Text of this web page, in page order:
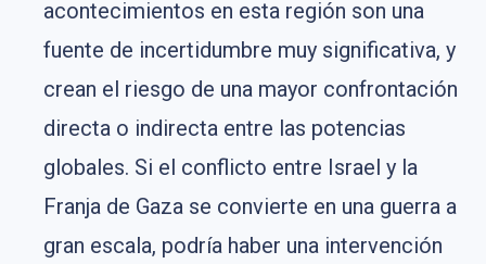
acontecimientos en esta región son una
fuente de incertidumbre muy significativa, y
crean el riesgo de una mayor confrontación
directa o indirecta entre las potencias
globales. Si el conflicto entre Israel y la
Franja de Gaza se convierte en una guerra a
gran escala, podría haber una intervención